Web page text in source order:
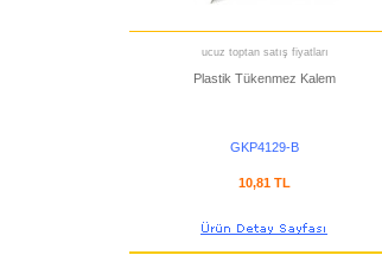
ucuz toptan satış fiyatları
Plastik Tükenmez Kalem
GKP4129-B
10,81 TL